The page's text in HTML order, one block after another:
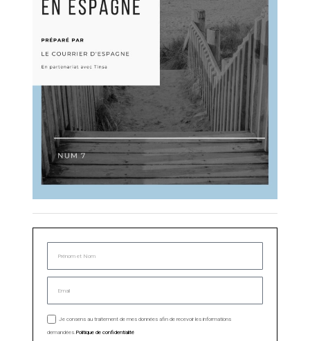
Je consens au traitement de mes données afin de recevoir les informations
demandées.Politique de confidentialité